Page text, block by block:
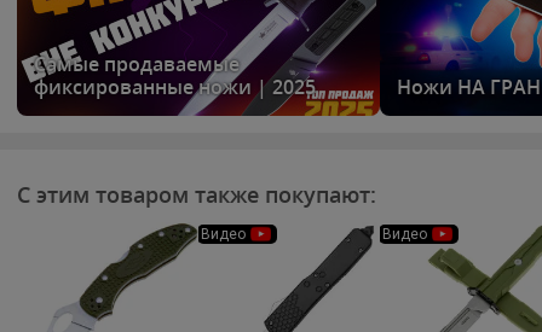
Самые продаваемые
фиксированные ножи | 2025
Ножи НА
С этим товаром также покупают:
Видео Видео